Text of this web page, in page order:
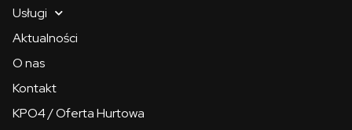
Usługi
Aktualności
O nas
Kontakt
KPO4 / Oferta Hurtowa